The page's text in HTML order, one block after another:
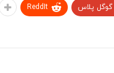
گوگل پلاس ReddIt